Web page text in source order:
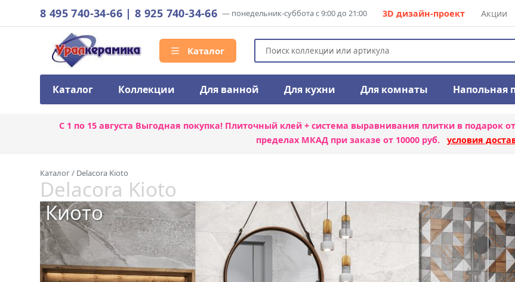
8 495 740-34-66 |8 925 740-34-66 — понедельник-суббота с 9:00 до 21:00 3D дизайн-проект Акции
Каталог
Каталог Коллекции Для ванной Для кухни Для комнаты Напольная
С 1 по 15 августа Выгодная покупка! Плиточный клей + система выравнивания плиткив подарок
пределах МКАД при заказе от 10000 руб. условия
Каталог/ Delacora Kioto
Delacora Kioto
Киото